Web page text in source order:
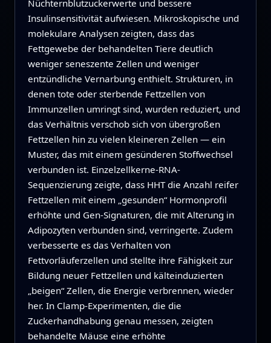
Nüchternblutzuckerwerte und bessere
Insulinsensitivität aufwiesen. Mikroskopische und
molekulare Analysen zeigten, dass das
Fettgewebe der behandelten Tiere deutlich
weniger seneszente Zellen und weniger
entzündliche Vernarbung enthielt. Strukturen, in
denen tote oder sterbende Fettzellen von
Immunzellen umringt sind, wurden reduziert, und
das Verhältnis verschob sich von übergroßen
Fettzellen hin zu vielen kleineren Zellen — ein
Muster, das mit einem gesünderen Stoffwechsel
verbunden ist. Einzelzellkerne-RNA-
Sequenzierung zeigte, dass HHT die Anzahl reifer
Fettzellen mit einem „gesunden“ Hormonprofil
erhöhte und Gen-Signaturen, die mit Alterung in
Adipozyten verbunden sind, verringerte. Zudem
verbesserte es das Verhalten von
Fettvorläuferzellen und stellte ihre Fähigkeit zur
Bildung neuer Fettzellen und kälteinduzierten
„beigen“ Zellen, die Energie verbrennen, wieder
her. In Clamp-Experimenten, die die
Zuckerhandhabung genau messen, zeigten
behandelte Mäuse eine erhöhte